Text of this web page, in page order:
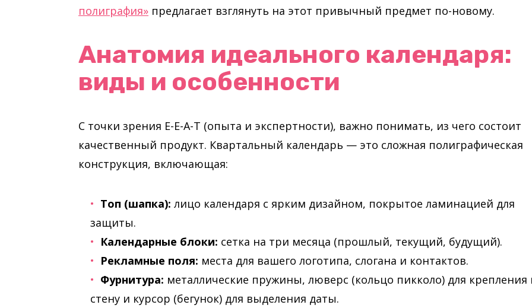
полиграфия» предлагает взглянуть на этот привычный предмет по-новому.
Анатомия идеального календаря:
виды и особенности
С точки зрения E-E-A-T (опыта и экспертности), важно понимать, из чего состоит
качественный продукт. Квартальный календарь — это сложная полиграфическая
конструкция, включающая:
Топ (шапка): лицо календаря с ярким дизайном, покрытое ламинацией для
защиты.
Календарные блоки: сетка на три месяца (прошлый, текущий, будущий).
Рекламные поля: места для вашего логотипа, слогана и контактов.
Фурнитура: металлические пружины, люверс (кольцо пикколо) для крепления
стену и курсор (бегунок) для выделения даты.